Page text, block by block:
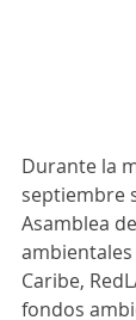
Durante la
septiembre
Asamblea
ambientales
Caribe,
fondos